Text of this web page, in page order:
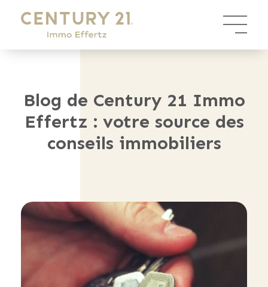
Blog de Century 21 Immo
Effertz : votre source des
conseils immobiliers